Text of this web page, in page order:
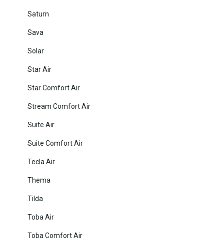
Saturn
Sava
Solar
Star Air
Star Comfort Air
Stream Comfort Air
Suite Air
Suite Comfort Air
Tecla Air
Thema
Tilda
Toba Air
Toba Comfort Air